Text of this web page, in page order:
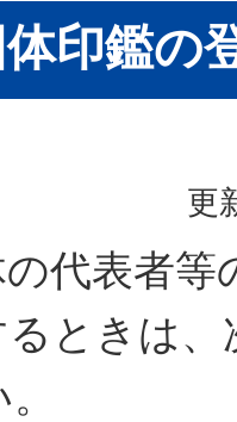
印鑑の
更
代表者等
ときは